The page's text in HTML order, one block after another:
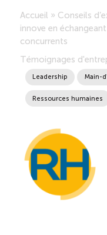
Saisonnalité des
Outils et
Portail RH
Descriptions de
Balados
Diffusion d’offres
Accueil » Conseils
innove en
concurrents
Témoignages
Leadership Main-
Ressources humaines